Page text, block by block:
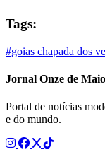
Tags:
#goias chapada dos
Jornal Onze de Maio
Portal de notícias
e do mundo.